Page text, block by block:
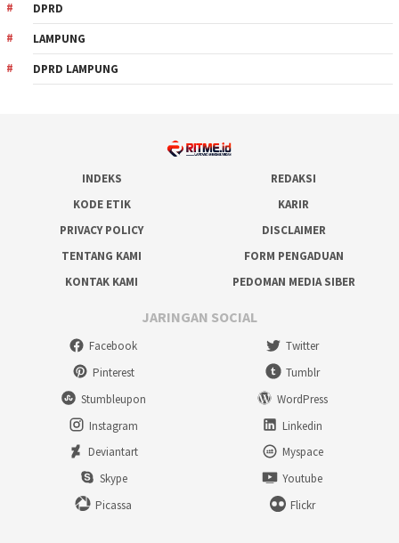
DPRD
LAMPUNG
DPRD LAMPUNG
INDEKS
REDAKSI
KODE ETIK
KARIR
PRIVACY POLICY
DISCLAIMER
TENTANG KAMI
FORM PENGADUAN
KONTAK KAMI
PEDOMAN MEDIA SIBER
JARINGAN SOCIAL
Facebook
Twitter
Pinterest
Tumblr
Stumbleupon
WordPress
Instagram
Linkedin
Deviantart
Myspace
Skype
Youtube
Picassa
Flickr